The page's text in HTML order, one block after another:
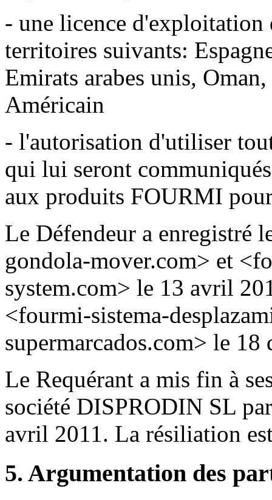
- une licence
territoires suivants:
Emirats arabes unis,
Américain
- l'autorisation d'utiliser
qui lui seront
aux produits FOURMI
Le Défendeur a enregistré
gondola-mover.com> et
system.com> le 13 avril
<fourmi-sistema-
supermarcados.com> le 18
Le Requérant a mis fin à
société DISPRODIN SL
avril 2011. La résiliation
5. Argumentation des